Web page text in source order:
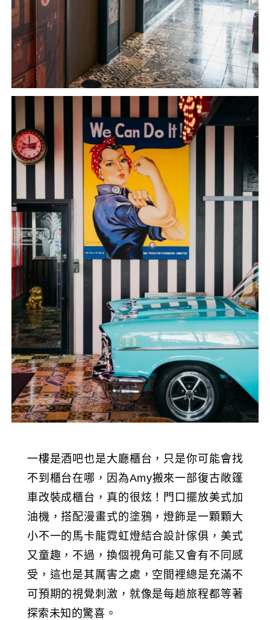
一樓是酒吧也是大廳櫃台，只是你可能會找
不到櫃台在哪，因為Amy搬來一部復古敞篷
車改裝成櫃台，真的很炫！門口擺放美式加
油機，搭配漫畫式的塗鴉，燈飾是一顆顆大
小不一的馬卡龍霓虹燈結合設計傢俱，美式
又童趣，不過，換個視角可能又會有不同感
受，這也是其厲害之處，空間裡總是充滿不
可預期的視覺刺激，就像是每趟旅程都等著
探索未知的驚喜。